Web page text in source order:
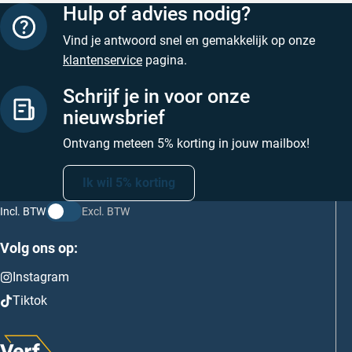
Hulp of advies nodig?
Vind je antwoord snel en gemakkelijk op onze
klantenservice pagina.
Schrijf je in voor onze
nieuwsbrief
Ontvang meteen 5% korting in jouw mailbox!
Ik wil 5% korting
Incl. BTW Excl. BTW
Volg ons op:
Instagram
Tiktok